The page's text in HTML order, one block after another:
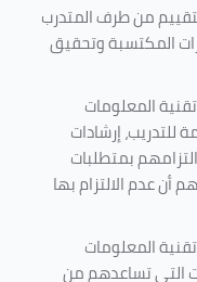
من طرف المتدرب
المكتسبة وتحقيق
المعلومات
إرشادات
بمتطلبات
أن عدم الالتزام بها
المعلومات
التي تساعدهم من